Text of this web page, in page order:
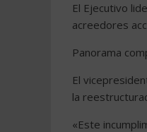
El Ejecutivo
acreedores
Panorama
El
la
«Este